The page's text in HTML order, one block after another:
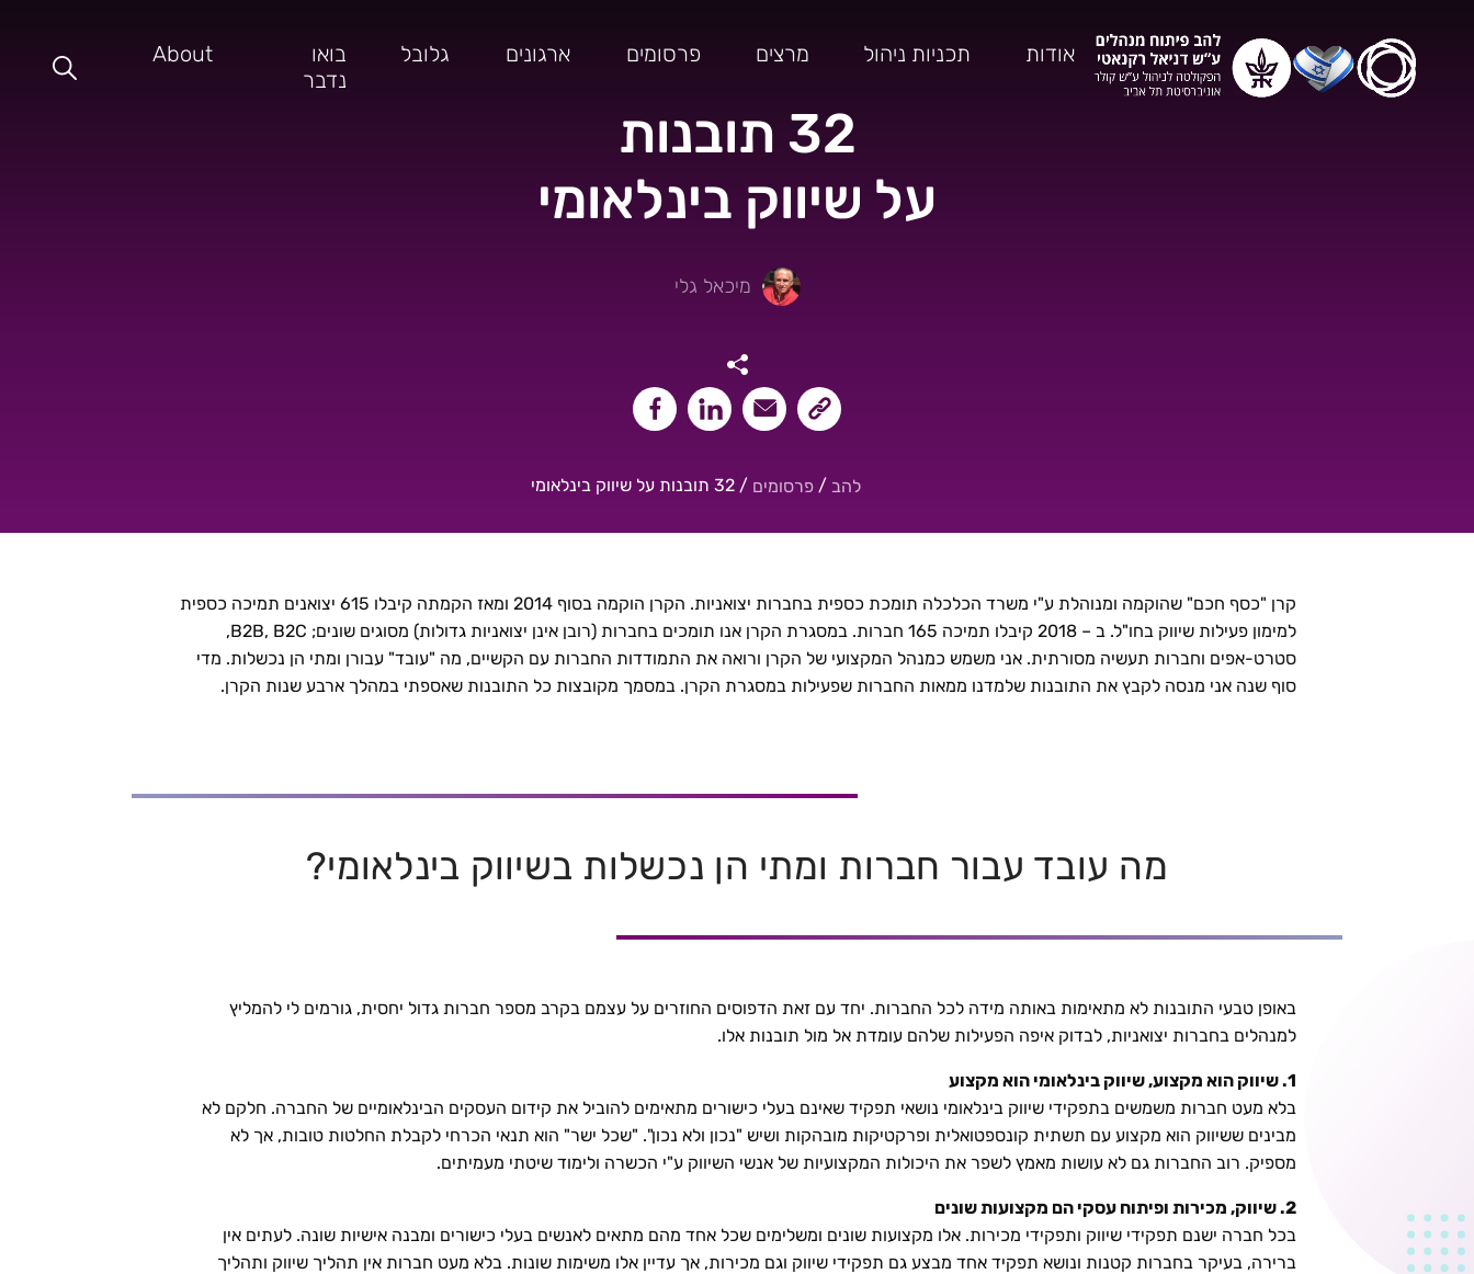
אודות תכניות ניהול מרצים פרסומים ארגונים גלובל
בואו
נדבר
About
32 תובנות
על שיווק בינלאומי
מיכאל גלי
שיתוף קישור העמוד
שיתוף במיילשיתוף בלינקאדיןשיתוף בפייסבוק
להב / פרסומים / 32 תובנות על שיווק בינלאומי
על שיווק בינלאומי | מיכאל גלי
קרן "כסף חכם" שהוקמה ומנוהלת ע"י משרד הכלכלה תומכת כספית בחברות יצואניות. הקרן הוקמה בסוף 2014 ומאז הקמתה קיבלו 615 יצואנים תמיכה כספית
למימון פעילות שיווק בחו"ל. ב – 2018 קיבלו תמיכה 165 חברות. במסגרת הקרן אנו תומכים בחברות (רובן אינן יצואניות גדולות) מסוגים שונים; B2B, B2C,
סטרט-אפים וחברות תעשיה מסורתית. אני משמש כמנהל המקצועי של הקרן ורואה את התמודדות החברות עם הקשיים, מה "עובד" עבורן ומתי הן נכשלות. מדי
סוף שנה אני מנסה לקבץ את התובנות שלמדנו ממאות החברות שפעילות במסגרת הקרן. במסמך מקובצות כל התובנות שאספתי במהלך ארבע שנות הקרן.
מה עובד עבור חברות ומתי הן נכשלות בשיווק בינלאומי?
באופן טבעי התובנות לא מתאימות באותה מידה לכל החברות. יחד עם זאת הדפוסים החוזרים על עצמם בקרב מספר חברות גדול יחסית, גורמים לי להמליץ
למנהלים בחברות יצואניות, לבדוק איפה הפעילות שלהם עומדת אל מול תובנות אלו.
1. שיווק הוא מקצוע, שיווק בינלאומי הוא מקצוע
בלא מעט חברות משמשים בתפקידי שיווק בינלאומי נושאי תפקיד שאינם בעלי כישורים מתאימים להוביל את קידום העסקים הבינלאומיים של החברה. חלקם לא
מבינים ששיווק הוא מקצוע עם תשתית קונספטואלית ופרקטיקות מובהקות ושיש "נכון ולא נכון". "שכל ישר" הוא תנאי הכרחי לקבלת החלטות טובות, אך לא
מספיק. רוב החברות גם לא עושות מאמץ לשפר את היכולות המקצועיות של אנשי השיווק ע"י הכשרה ולימוד שיטתי מעמיתים.
2. שיווק, מכירות ופיתוח עסקי הם מקצועות שונים
בכל חברה ישנם תפקידי שיווק ותפקידי מכירות. אלו מקצועות שונים ומשלימים שכל אחד מהם מתאים לאנשים בעלי כישורים ומבנה אישיות שונה. לעתים אין
ברירה, בעיקר בחברות קטנות ונושא תפקיד אחד מבצע גם תפקידי שיווק וגם מכירות, אך עדיין אלו משימות שונות. בלא מעט חברות אין תהליך שיווק ותהליך